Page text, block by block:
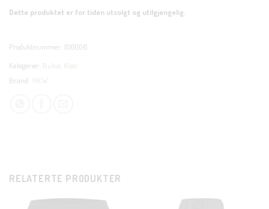
Dette produktet er for tiden utsolgt og utilgjengelig.
Produktnummer: 106006
Kategorier: Bukse Klær
Brand: MEW
RELATERTE PRODUKTER